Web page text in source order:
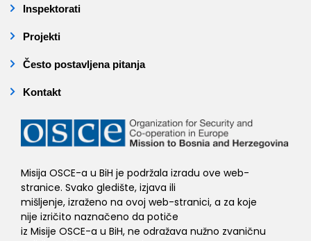
Inspektorati
Projekti
Često postavljena pitanja
Kontakt
Misija OSCE-a u BiH je podržala izradu ove web-
stranice. Svako gledište, izjava ili
mišljenje, izraženo na ovoj web-stranici, a za koje
nije izričito naznačeno da potiče
iz Misije OSCE-a u BiH, ne odražava nužno zvaničnu